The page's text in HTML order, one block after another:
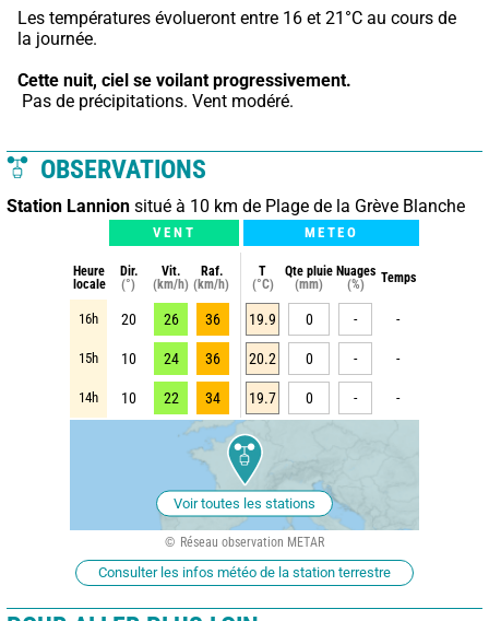
Les températures évolueront entre 16 et 21°C au cours de
la journée.
Cette nuit, ciel se voilant progressivement.
Pas de précipitations. Vent modéré.
OBSERVATIONS
Station Lannion situé à 10 km de Plage de la Grève Blanche
VENT METEO
Heure
locale
Dir.
(°)
Vit.
(km/h)
Raf.
(km/h)
T
(°C)
Qte pluie
(mm)
Nuages
(%)
Temps
16h 20 26 36 19.9 0 - -
15h 10 24 36 20.2 0 - -
14h 10 22 34 19.7 0 - -
Voir toutes les stations
Réseau observation METAR
Consulter les infos météo de la station terrestre